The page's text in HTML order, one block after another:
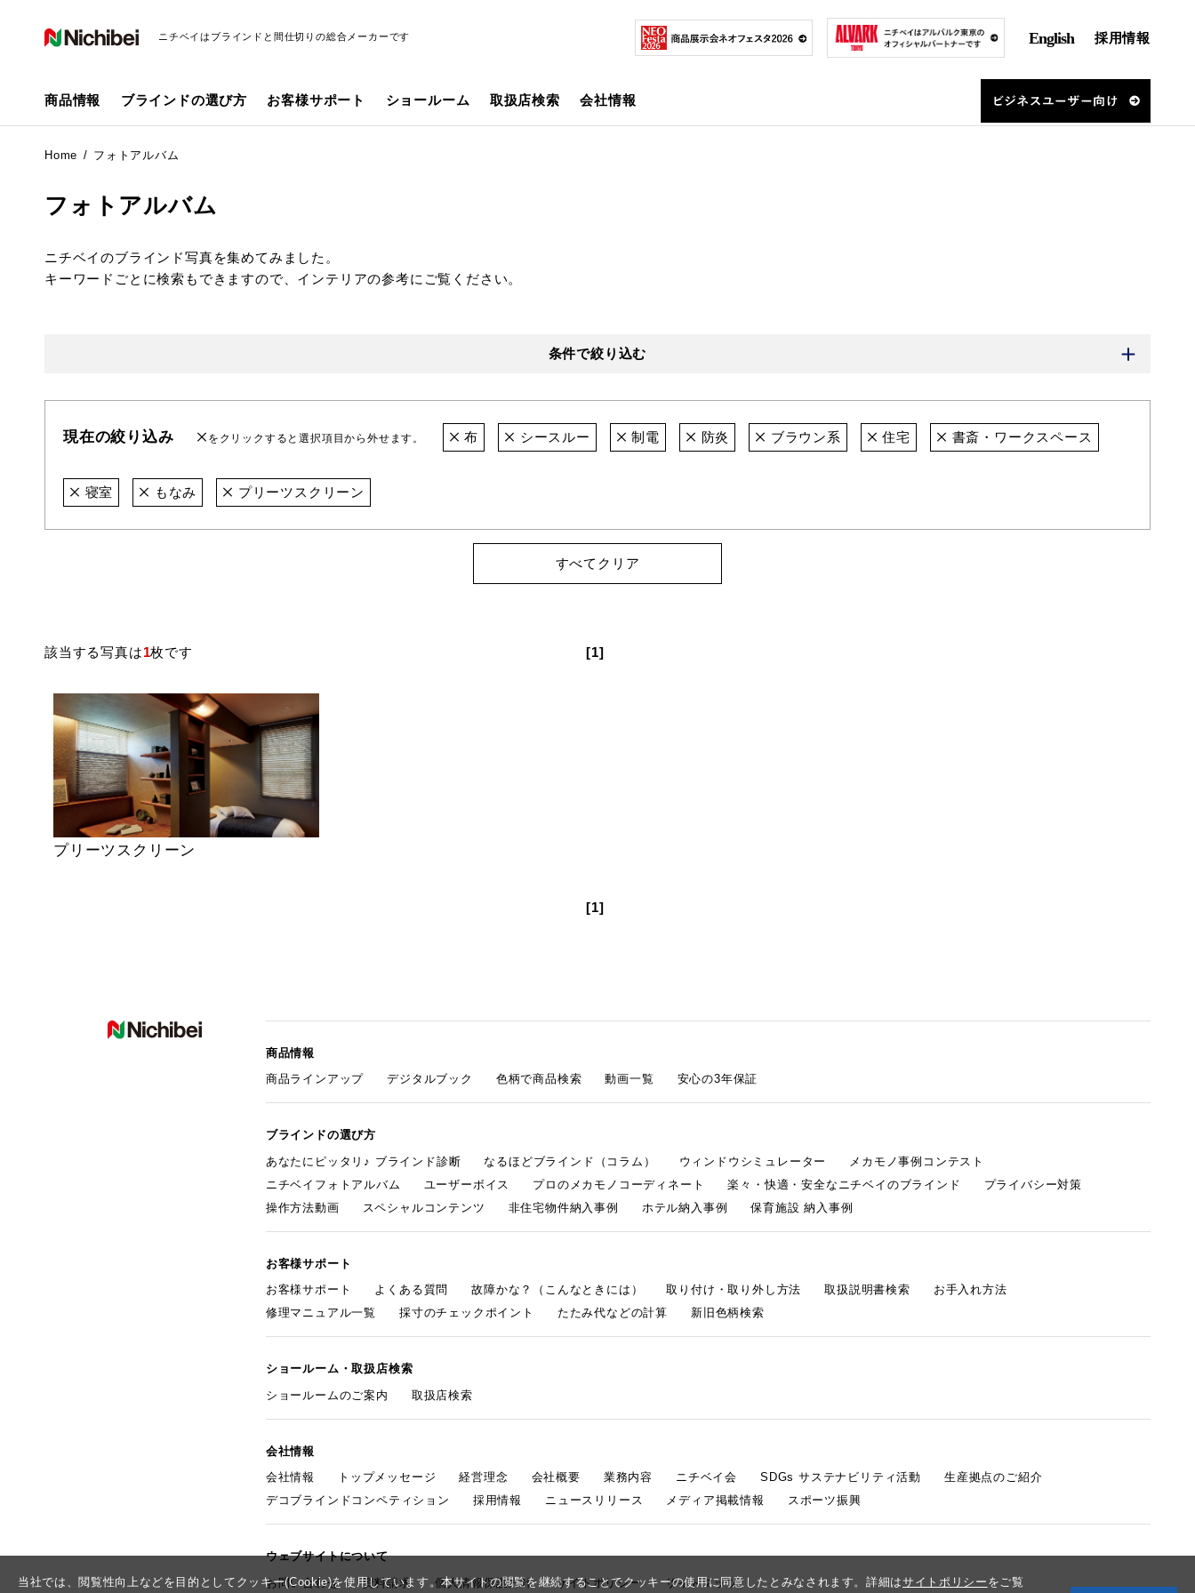
当社では、閲覧性向上などを目的としてクッキー(Cookie)を使用しています。本サイトの閲覧を継続することでクッキーの使用に同意したとみなされます。詳細はサイトポリシー をご覧
ニチベイはブラインドと間仕切りの総合メーカーです English 採用情報
商品情報 ブラインドの選び方 お客様サポート ショールーム 取扱店検索 会社情報
Home フォトアルバム
フォトアルバム
ニチベイのブラインド写真を集めてみました。
キーワードごとに検索もできますので、インテリアの参考にご覧ください。
条件で絞り込む
現在の絞り込み をクリックすると選択項目から外せます。 布 シースルー 制電 防炎 ブラウン系 住宅 書斎・ワークスペース
寝室 もなみ プリーツスクリーン
すべてクリア
該当する写真は1枚です [1]
プリーツスクリーン
[1]
商品情報
商品ラインアップ
デジタルブック 色柄で商品検索 動画一覧 安心の3年保証
ブラインドの選び方
あなたにピッタリ♪ ブラインド診断
なるほどブラインド（コラム） ウィンドウシミュレーター
メカモノ事例コンテスト
ニチベイフォトアルバム
ユーザーボイス プロのメカモノコーディネート 楽々・快適・安全なニチベイのブラインド
プライバシー対策
操作方法動画
スペシャルコンテンツ 非住宅物件納入事例 ホテル納入事例 保育施設 納入事例
お客様サポート
お客様サポート
よくある質問 故障かな？（こんなときには） 取り付け・取り外し方法 取扱説明書検索
お手入れ方法
修理マニュアル一覧
採寸のチェックポイント たたみ代などの計算 新旧色柄検索
ショールーム・取扱店検索
ショールームのご案内
取扱店検索
会社情報
会社情報
トップメッセージ 経営理念 会社概要 業務内容 ニチベイ会 SDGs サステナビリティ活動
生産拠点のご紹介
デコブラインドコンペティション
採用情報 ニュースリリース メディア掲載情報 スポーツ振興
ウェブサイトについて
お問い合わせ
資料請求 個人情報保護方針 サイトポリシー サイトマップ